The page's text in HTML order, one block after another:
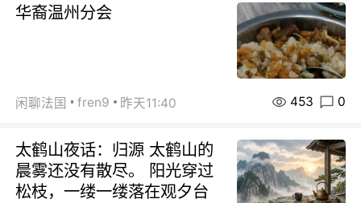
华裔温州分会
闲聊法国 fren9 昨天11:40 453 0
太鹤山夜话：归源 太鹤山的
晨雾还没有散尽。 阳光穿过
松枝，一缕一缕落在观夕台